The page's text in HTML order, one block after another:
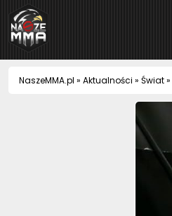
NaszeMMA
NaszeMMA.pl » Aktualności » Świat»